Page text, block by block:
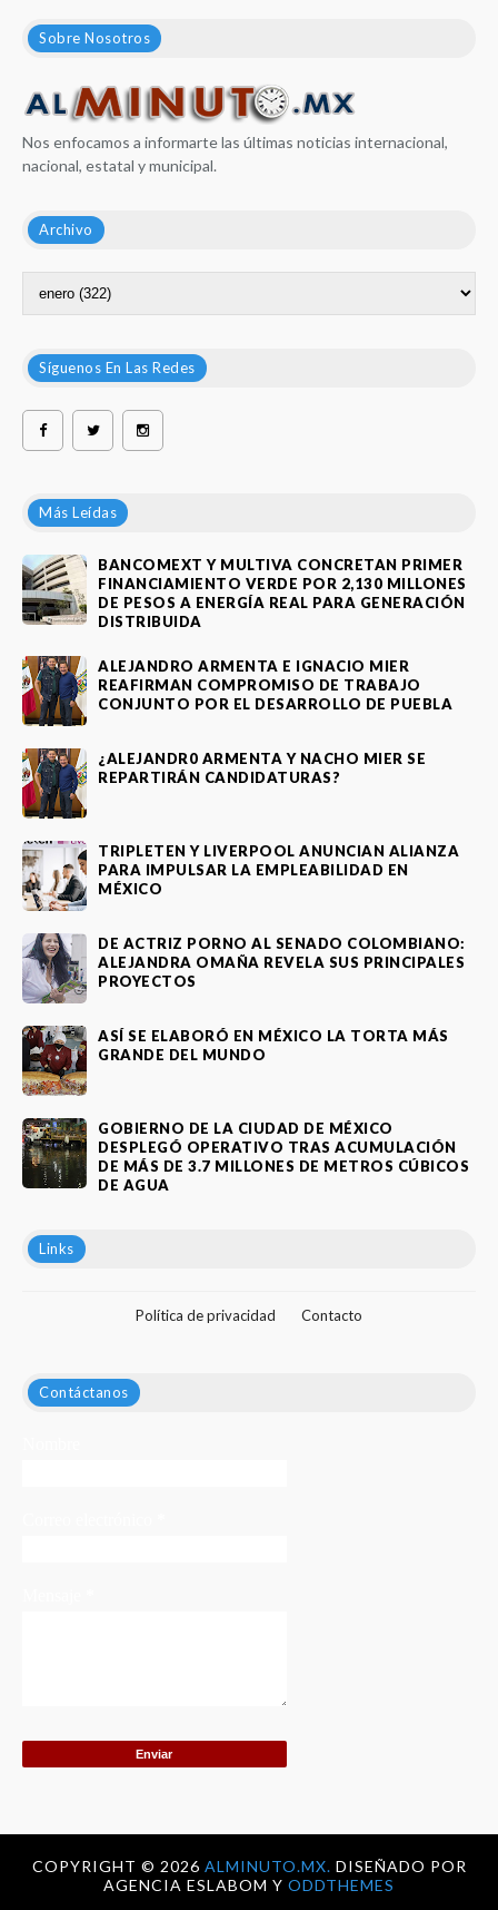
Sobre Nosotros
Nos enfocamos a informarte las últimas noticias internacional,
nacional, estatal y municipal.
Archivo
Síguenos En Las Redes
Más Leídas
BANCOMEXT Y MULTIVA CONCRETAN PRIMER
FINANCIAMIENTO VERDE POR 2,130 MILLONES
DE PESOS A ENERGÍA REAL PARA GENERACIÓN
DISTRIBUIDA
ALEJANDRO ARMENTA E IGNACIO MIER
REAFIRMAN COMPROMISO DE TRABAJO
CONJUNTO POR EL DESARROLLO DE PUEBLA
¿ALEJANDR0 ARMENTA Y NACHO MIER SE
REPARTIRÁN CANDIDATURAS?
TRIPLETEN Y LIVERPOOL ANUNCIAN ALIANZA
PARA IMPULSAR LA EMPLEABILIDAD EN
MÉXICO
DE ACTRIZ PORNO AL SENADO COLOMBIANO:
ALEJANDRA OMAÑA REVELA SUS PRINCIPALES
PROYECTOS
ASÍ SE ELABORÓ EN MÉXICO LA TORTA MÁS
GRANDE DEL MUNDO
GOBIERNO DE LA CIUDAD DE MÉXICO
DESPLEGÓ OPERATIVO TRAS ACUMULACIÓN
DE MÁS DE 3.7 MILLONES DE METROS CÚBICOS
DE AGUA
Links
Política de privacidad Contacto
Contáctanos
COPYRIGHT © 2026 ALMINUTO.MX. DISEÑADO POR
AGENCIA ESLABOM Y ODDTHEMES